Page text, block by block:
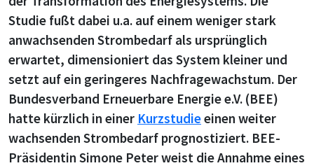
Studie fußt dabei u.a. auf einem weniger stark
anwachsenden Strombedarf als ursprünglich
erwartet, dimensioniert das System kleiner und
setzt auf ein geringeres Nachfragewachstum. Der
Bundesverband Erneuerbare Energie e.V. (BEE)
hatte kürzlich in einer Kurzstudieeinen weiter
wachsenden Strombedarf prognostiziert. BEE-
Präsidentin Simone Peter weist die Annahme eines